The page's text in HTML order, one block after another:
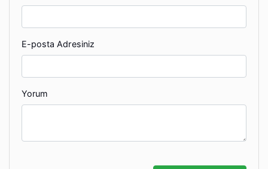
E-posta Adresiniz
Yorum